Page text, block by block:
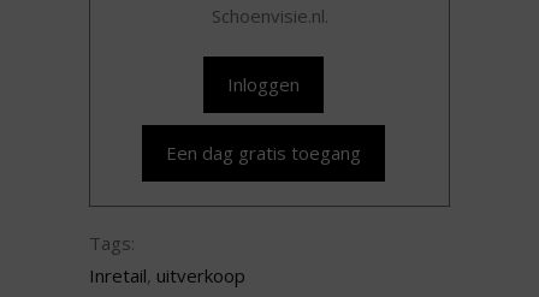
Schoenvisie.nl.
Inloggen
Een dag gratis toegang
Tags:
Inretail, uitverkoop